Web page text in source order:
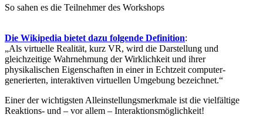
So sahen es die Teilnehmer des Workshops
Die Wikipedia bietet dazu folgende Definition:
„Als virtuelle Realität, kurz VR, wird die Darstellung und
gleichzeitige Wahrnehmung der Wirklichkeit und ihrer
physikalischen Eigenschaften in einer in Echtzeit computer-
generierten, interaktiven virtuellen Umgebung bezeichnet.“
Einer der wichtigsten Alleinstellungsmerkmale ist die vielfältige
Reaktions- und – vor allem – Interaktionsmöglichkeit!